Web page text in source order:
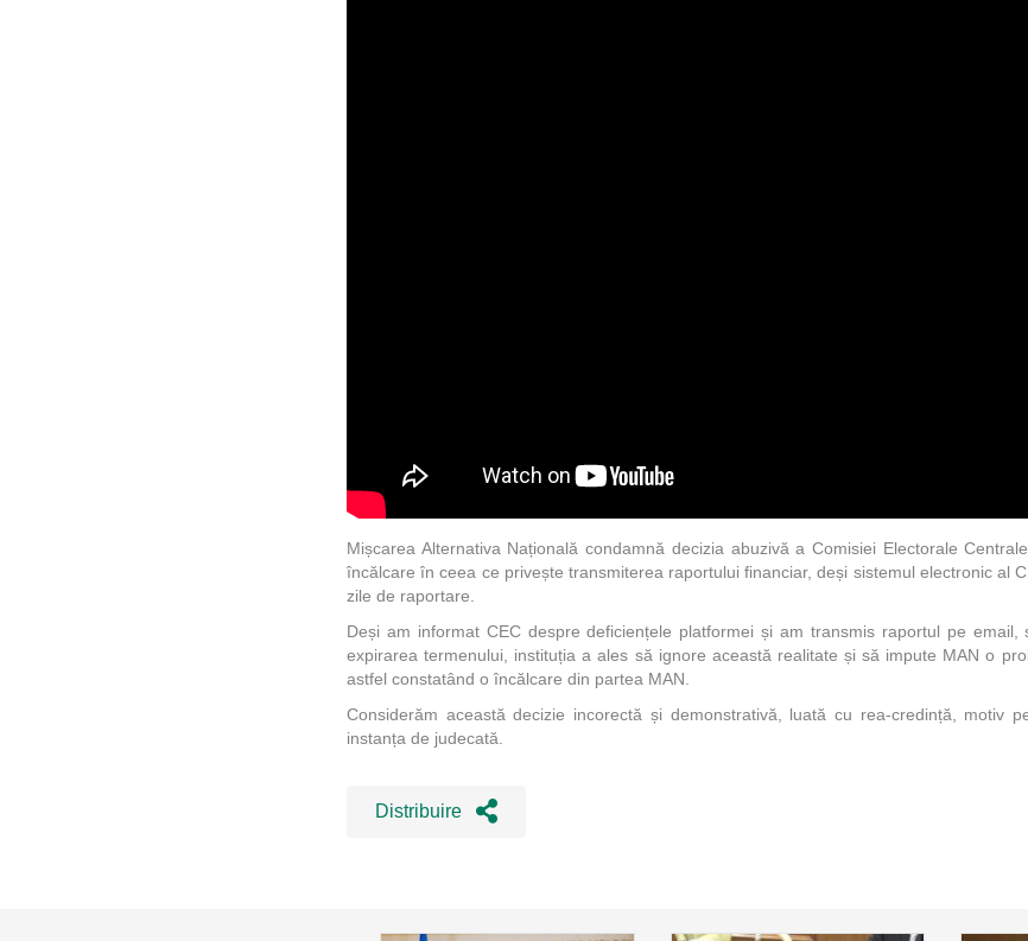
Mișcarea Alternativa Națională condamnă decizia abuzivă a Comisiei Electorale
încălcare în ceea ce privește transmiterea raportului financiar, deși sistemul electronic al
zile de raportare.
Deși am informat CEC despre deficiențele platformei și am transmis raportul pe email,
expirarea termenului, instituția a ales să ignore această realitate și să impute MAN o
astfel constatând o încălcare din partea MAN.
Considerăm această decizie incorectă și demonstrativă, luată cu rea-credință, motiv
instanța de judecată.
Distribuire